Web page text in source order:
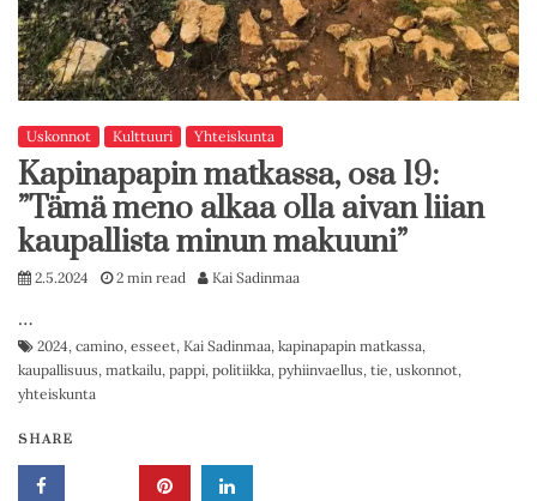
Uskonnot Kulttuuri Yhteiskunta
Kapinapapin matkassa, osa 19:
”Tämä meno alkaa olla aivan liian
kaupallista minun makuuni”
2.5.2024 2 min read Kai Sadinmaa
…
2024, camino, esseet, Kai Sadinmaa, kapinapapin matkassa,
kaupallisuus, matkailu, pappi, politiikka, pyhiinvaellus, tie, uskonnot,
yhteiskunta
SHARE